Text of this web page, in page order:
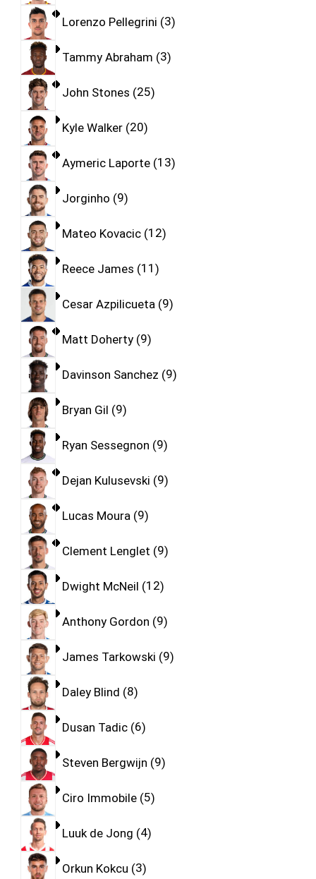
Lorenzo Pellegrini 3
Tammy Abraham 3
John Stones 25
Kyle Walker 20
Aymeric Laporte 13
Jorginho 9
Mateo Kovacic 12
Reece James 11
Cesar Azpilicueta 9
Matt Doherty 9
Davinson Sanchez 9
Bryan Gil 9
Ryan Sessegnon 9
Dejan Kulusevski 9
Lucas Moura 9
Clement Lenglet 9
Dwight McNeil 12
Anthony Gordon 9
James Tarkowski 9
Daley Blind 8
Dusan Tadic 6
Steven Bergwijn 9
Ciro Immobile 5
Luuk de Jong 4
Orkun Kokcu 3